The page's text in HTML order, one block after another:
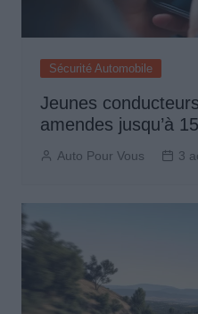
Sécurité Automobile
Jeunes
amendes jusqu’à
Auto Pour Vous 3